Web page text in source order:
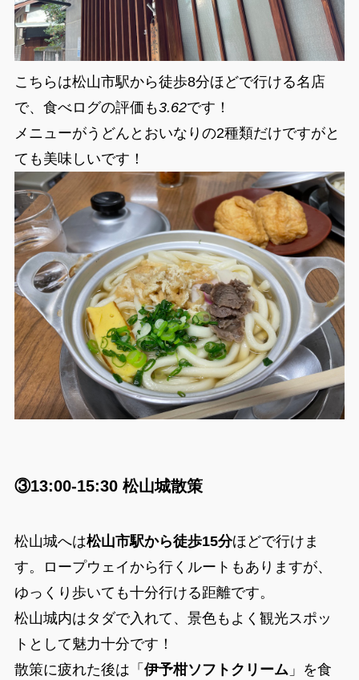
こちらは松山市駅から徒歩8分ほどで行ける名店
で、食べログの評価も3.62です！
メニューがうどんとおいなりの2種類だけですがと
ても美味しいです！
③13:00-15:30 松山城散策
松山城へは松山市駅から徒歩15分ほどで行けま
す。ロープウェイから行くルートもありますが、
ゆっくり歩いても十分行ける距離です。
松山城内はタダで入れて、景色もよく観光スポッ
トとして魅力十分です！
散策に疲れた後は「 伊予柑ソフトクリーム」を食